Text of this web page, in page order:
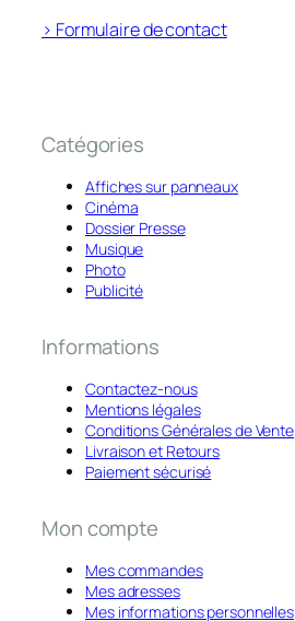
> Formulaire de contact
Catégories
Affiches sur panneaux
Cinéma
Dossier Presse
Musique
Photo
Publicité
Informations
Contactez-nous
Mentions légales
Conditions Générales de Vente
Livraison et Retours
Paiement sécurisé
Mon compte
Mes commandes
Mes adresses
Mes informations personnelles